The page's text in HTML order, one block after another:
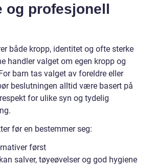
og profesjonell
både kropp, identitet og ofte sterke
handler valget om egen kropp og
barn tas valget av foreldre eller
beslutningen alltid være basert på
for ulike syn og tydelig
før en bestemmer seg:
først
salver, tøyeøvelser og god hygiene